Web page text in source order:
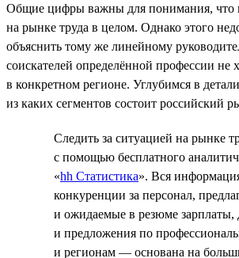
Общие цифры важны для понимания, что
на рынке труда в целом. Однако этого
объяснить тому же линейному
соискателей определённой профессии не
в конкретном регионе. Углубимся в
из каких сегментов состоит российский
Следить за ситуацией на рынке
с помощью бесплатного
«hh Статистика». Вся
конкуренции за персонал,
и ожидаемые в резюме зарплаты,
и предложения по
и регионам — основана на